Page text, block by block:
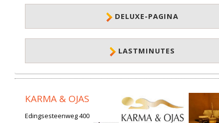
DELUXE-PAGINA
LASTMINUTES
KARMA & OJAS
Edingsesteenweg 400